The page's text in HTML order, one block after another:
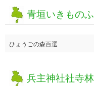
青垣いきもの
ひょうごの森百選